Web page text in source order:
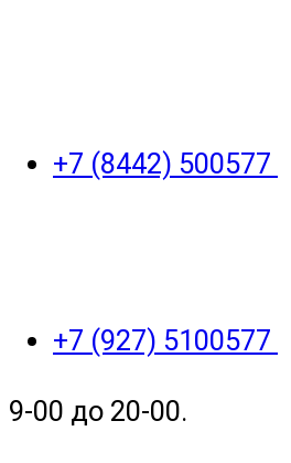
+7 (8442) 500577
+7 (927) 5100577
9-00 до 20-00.